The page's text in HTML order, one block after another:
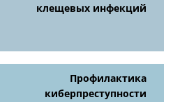
клещевых инфекций
Профилактика
киберпреступности